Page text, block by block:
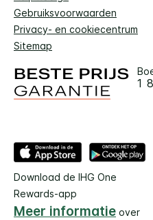
Gebruiksvoorwaarden
Privacy- en cookiecentrum
Sitemap
1
Download de IHG One
Rewards-app
Meer informatie over